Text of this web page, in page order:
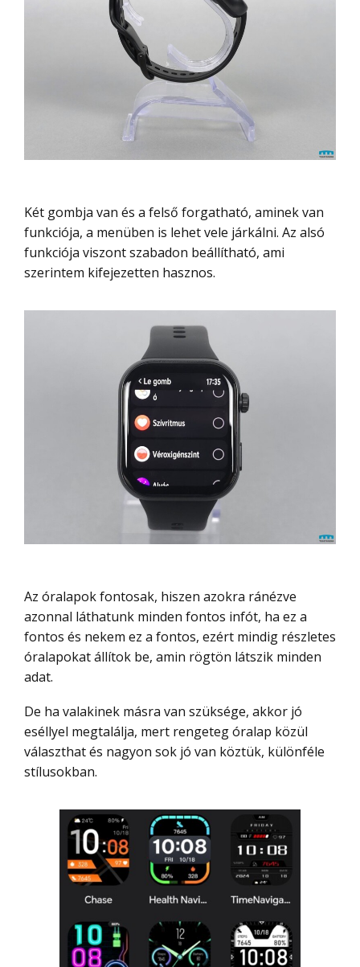
Két gombja van és a felső forgatható, aminek van
funkciója, a menüben is lehet vele járkálni. Az alsó
funkciója viszont szabadon beállítható, ami
szerintem kifejezetten hasznos.
Az óralapok fontosak, hiszen azokra ránézve
azonnal láthatunk minden fontos infót, ha ez a
fontos és nekem ez a fontos, ezért mindig részletes
óralapokat állítok be, amin rögtön látszik minden
adat.
De ha valakinek másra van szüksége, akkor jó
eséllyel megtalálja, mert rengeteg óralap közül
választhat és nagyon sok jó van köztük, különféle
stílusokban.